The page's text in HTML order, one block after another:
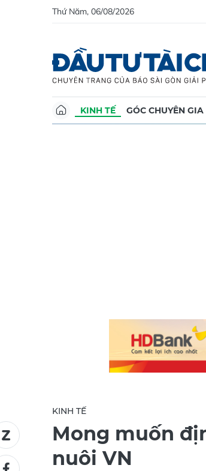
Thứ Năm, 06/08/2026
KINH TẾ GÓC CHUYÊN GIA
KINH TẾ
Mong muốn
nuôi VN